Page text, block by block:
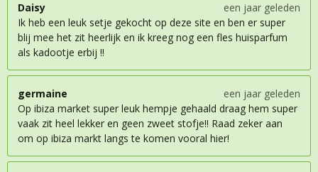
Daisy
een jaar geleden
Ik heb een leuk setje gekocht op deze site en ben er super
blij mee het zit heerlijk en ik kreeg nog een fles huisparfum
als kadootje erbij !!
germaine
een jaar geleden
Op ibiza market super leuk hempje gehaald draag hem super
vaak zit heel lekker en geen zweet stofje!! Raad zeker aan
om op ibiza markt langs te komen vooral hier!